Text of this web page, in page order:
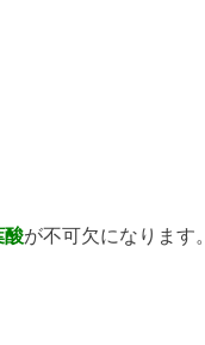
酸が不可欠になります。